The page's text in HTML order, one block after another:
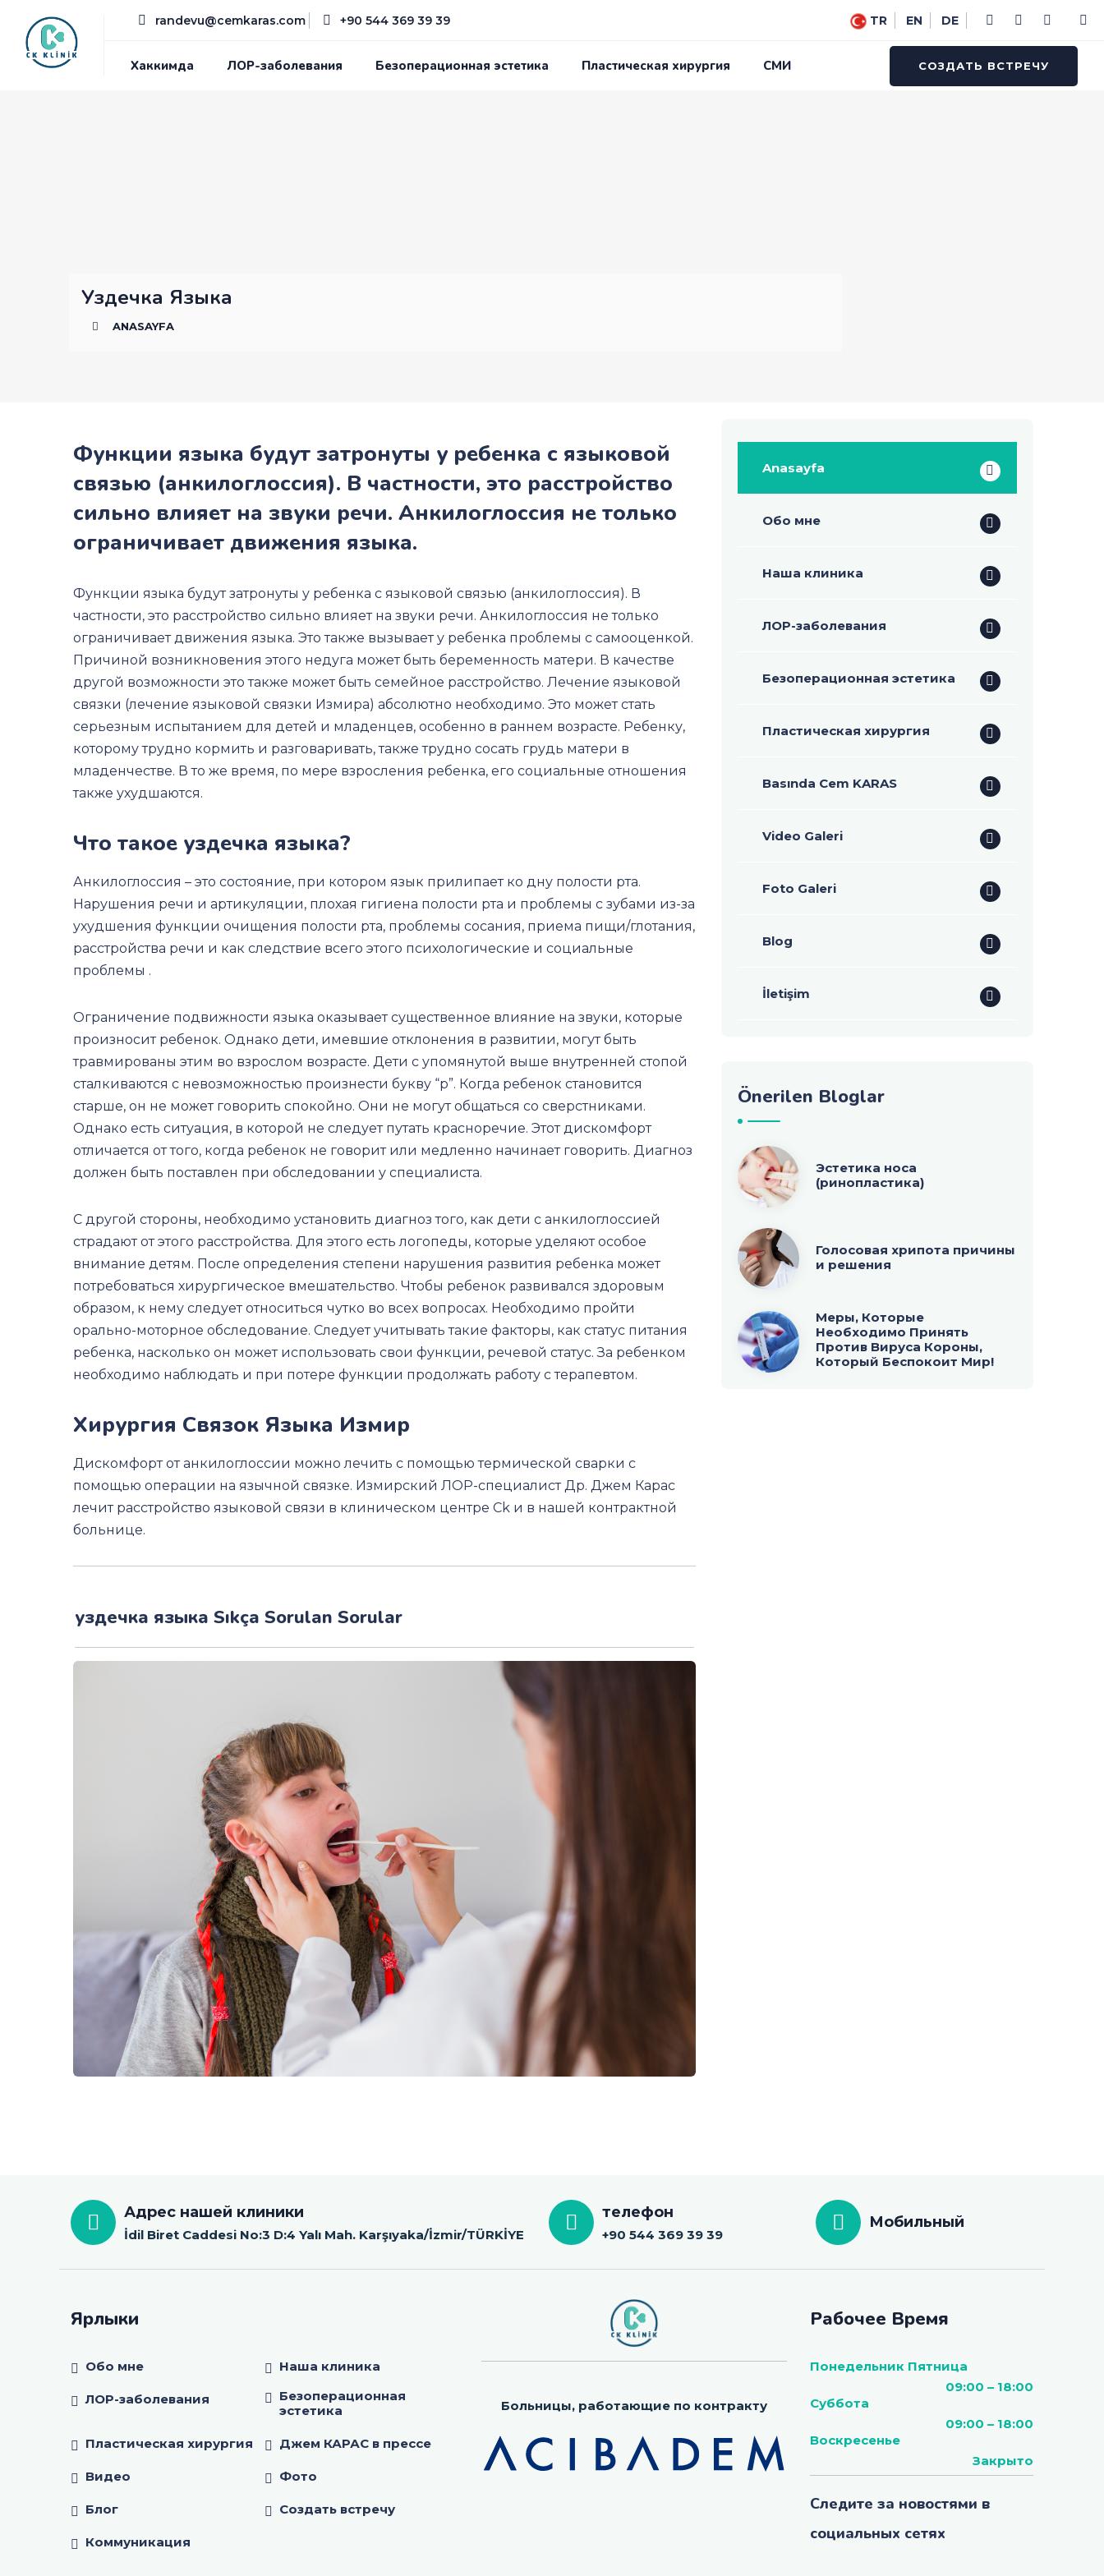
randevu@cemkaras.com +90 544 369 39 39 TR EN DE
Хаккимда ЛОР-заболевания Безоперационная эстетика Пластическая хирургия СМИ СОЗДАТЬ ВСТРЕЧУ
Уздечка Языка
ANASAYFA
Функции языка будут затронуты у ребенка с языковой
связью (анкилоглоссия). В частности, это расстройство
сильно влияет на звуки речи. Анкилоглоссия не только
ограничивает движения языка.
Функции языка будут затронуты у ребенка с языковой связью (анкилоглоссия). В
частности, это расстройство сильно влияет на звуки речи. Анкилоглоссия не только
ограничивает движения языка. Это также вызывает у ребенка проблемы с самооценкой.
Причиной возникновения этого недуга может быть беременность матери. В качестве
другой возможности это также может быть семейное расстройство. Лечение языковой
связки (лечение языковой связки Измира) абсолютно необходимо. Это может стать
серьезным испытанием для детей и младенцев, особенно в раннем возрасте. Ребенку,
которому трудно кормить и разговаривать, также трудно сосать грудь матери в
младенчестве. В то же время, по мере взросления ребенка, его социальные отношения
также ухудшаются.
Что такое уздечка языка?
Анкилоглоссия – это состояние, при котором язык прилипает ко дну полости рта.
Нарушения речи и артикуляции, плохая гигиена полости рта и проблемы с зубами из-за
ухудшения функции очищения полости рта, проблемы сосания, приема пищи/глотания,
расстройства речи и как следствие всего этого психологические и социальные
проблемы .
Ограничение подвижности языка оказывает существенное влияние на звуки, которые
произносит ребенок. Однако дети, имевшие отклонения в развитии, могут быть
травмированы этим во взрослом возрасте. Дети с упомянутой выше внутренней стопой
сталкиваются с невозможностью произнести букву “р”. Когда ребенок становится
старше, он не может говорить спокойно. Они не могут общаться со сверстниками.
Однако есть ситуация, в которой не следует путать красноречие. Этот дискомфорт
отличается от того, когда ребенок не говорит или медленно начинает говорить. Диагноз
должен быть поставлен при обследовании у специалиста.
С другой стороны, необходимо установить диагноз того, как дети с анкилоглоссией
страдают от этого расстройства. Для этого есть логопеды, которые уделяют особое
внимание детям. После определения степени нарушения развития ребенка может
потребоваться хирургическое вмешательство. Чтобы ребенок развивался здоровым
образом, к нему следует относиться чутко во всех вопросах. Необходимо пройти
орально-моторное обследование. Следует учитывать такие факторы, как статус питания
ребенка, насколько он может использовать свои функции, речевой статус. За ребенком
необходимо наблюдать и при потере функции продолжать работу с терапевтом.
Хирургия Связок Языка Измир
Дискомфорт от анкилоглоссии можно лечить с помощью термической сварки с
помощью операции на язычной связке. Измирский ЛОР-специалист Др. Джем Карас
лечит расстройство языковой связи в клиническом центре Ck и в нашей контрактной
больнице.
уздечка языка Sıkça Sorulan Sorular
Anasayfa
Обо мне
Наша клиника
ЛОР-заболевания
Безоперационная эстетика
Пластическая хирургия
Basında Cem KARAS
Video Galeri
Foto Galeri
Blog
İletişim
Önerilen Bloglar
Эстетика носа
(ринопластика)
Голосовая хрипота причины
и решения
Меры, Которые
Необходимо Принять
Против Вируса Короны,
Который Беспокоит Мир!
Адрес нашей клиники
İdil Biret Caddesi No:3 D:4 Yalı Mah. Karşıyaka/İzmir/TÜRKİYE
телефон
+90 544 369 39 39
Мобильный
Ярлыки
Обо мне Наша клиника
ЛОР-заболевания
Безоперационная
эстетика
Пластическая хирургия Джем КАРАС в прессе
Видео Фото
Блог Создать встречу
Коммуникация
Больницы, работающие по контракту
Рабочее Время
Понедельник Пятница
09:00 – 18:00
Суббота
09:00 – 18:00
Воскресенье
Закрыто
Следите за новостями в
социальных сетях